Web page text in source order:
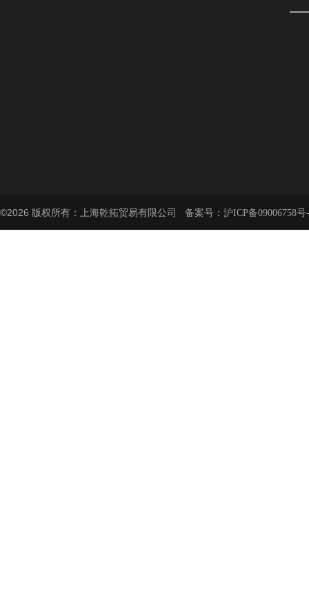
©2026 版权所有：上海乾拓贸易有限公司 备案号： 沪ICP备09006758号